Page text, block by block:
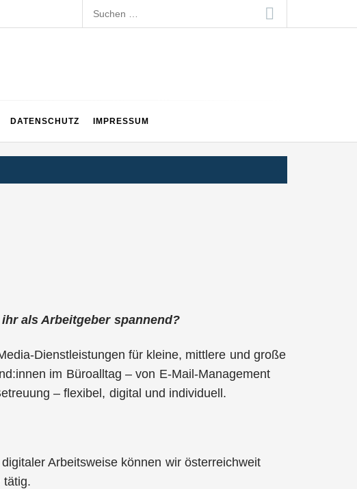
Suchen
nach:
DATENSCHUTZ IMPRESSUM
als Arbeitgeber spannend?
Dienstleistungen für kleine, mittlere und große
im Büroalltag – von E-Mail-Management
– flexibel, digital und individuell.
Arbeitsweise können wir österreichweit
tätig.